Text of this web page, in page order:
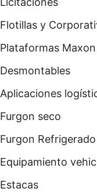
Flotillas y
Plataformas Maxon
Desmontables
Aplicaciones
Furgon seco
Furgon Refrigerado
Equipamiento
Estacas